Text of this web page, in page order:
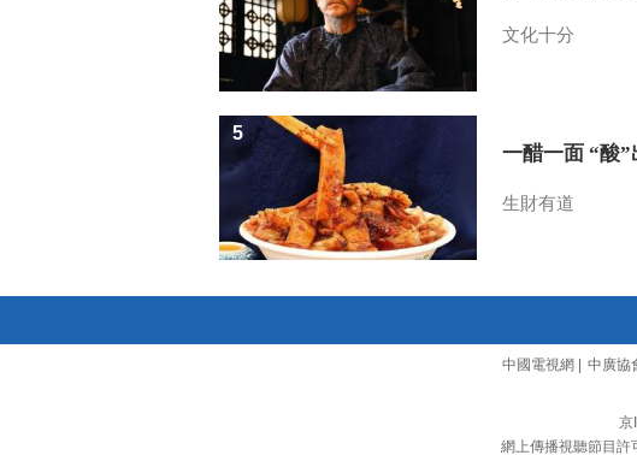
文化十分
一醋一面 “酸
生財有道
5
中國電視網 中廣協
京
網上傳播視聽節目